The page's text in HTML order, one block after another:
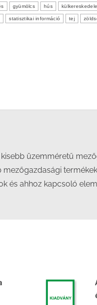
gyümölcs hús
statisztikai információ tej
üzemméretű
és ahhoz kapcsoló